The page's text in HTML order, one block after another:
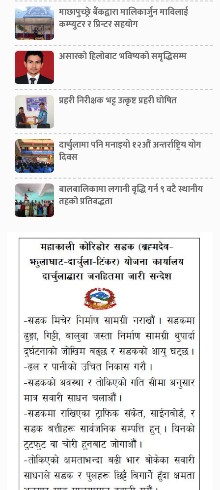
माछापुच्छ्रे बैंकद्वारा मालिकार्जुन माविलाई
कम्प्युटर र प्रिन्टर सहयोग
असारको हिलोबाट भविष्यको समृद्धिसम्म
प्रहरी निरीक्षक भट्ट उत्कृष्ट प्रहरी घोषित
दार्चुलामा पनि मनाइयो १२औँ अन्तर्राष्ट्रिय योग
दिवस
बालबालिकामा लगानी वृद्धि गर्न ९ वटै स्थानीय
तहको प्रतिबद्धता